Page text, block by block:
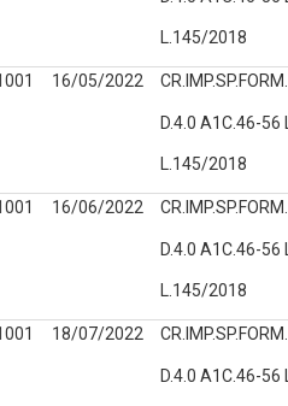
L.145/2018
16/05/2022
D.4.0 A1C.46-
L.145/2018
16/06/2022
D.4.0 A1C.46-
L.145/2018
18/07/2022
D.4.0 A1C.46-